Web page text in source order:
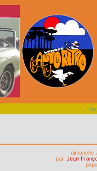
dimanche
par Jean-